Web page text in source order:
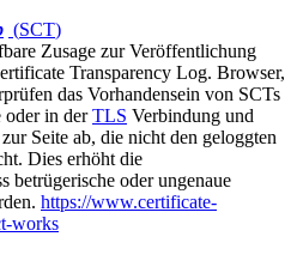
(SCT)
Zusage zur Veröffentlichung
Transparency Log. Browser,
das Vorhandensein von SCTs
oder in derTLS Verbindung und
Seite ab, die nicht den geloggten
Dies erhöht die
betrügerische oder ungenaue
https://www.certificate-
works